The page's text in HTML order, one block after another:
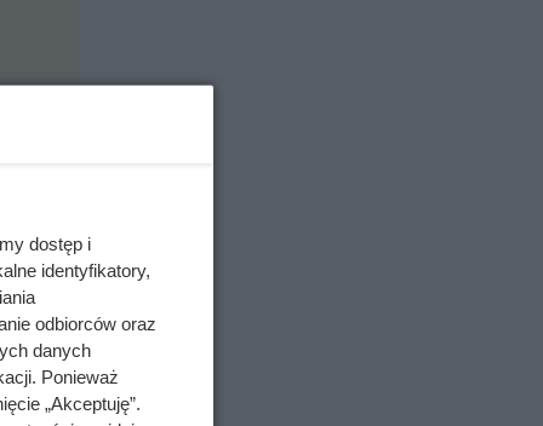
dostęp i
identyfikatory,
odbiorców oraz
danych
Ponieważ
„Akceptuję”.